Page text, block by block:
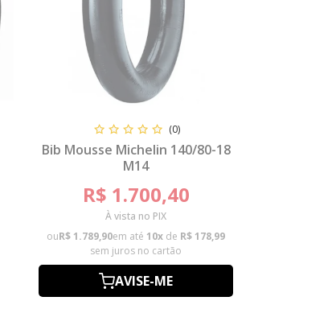
(0)
Bib Mousse Michelin 140/80-18
M14
R$ 1.700,40
À vista no PIX
ouR$ 1.789,90em até 10x de R$ 178,99
sem juros no cartão
AVISE-ME